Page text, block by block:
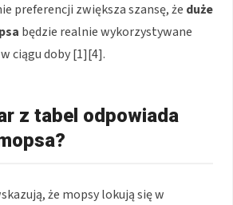
preferencji zwiększa szansę, że duże
będzie realnie wykorzystywane
ciągu doby [1][4].
z tabel odpowiada
że mopsy lokują się w